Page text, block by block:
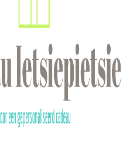
met naam - Uil groen